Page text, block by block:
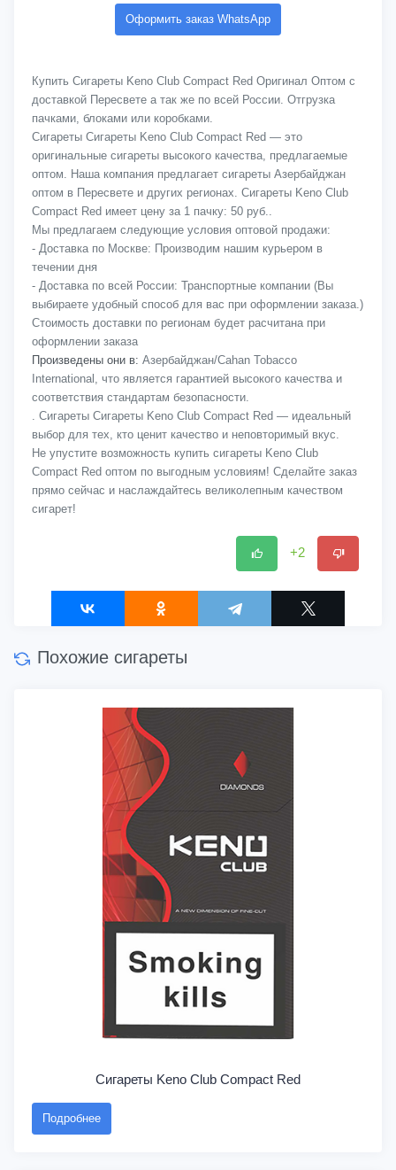
Оформить заказ WhatsApp
Купить Сигареты Keno Club Compact Red Оригинал Оптом с
доставкой Пересвете а так же по всей России. Отгрузка
пачками, блоками или коробками.
Сигареты Сигареты Keno Club Compact Red — это
оригинальные сигареты высокого качества, предлагаемые
оптом. Наша компания предлагает сигареты Азербайджан
оптом в Пересвете и других регионах. Сигареты Keno Club
Compact Red имеет цену за 1 пачку: 50 руб..
Мы предлагаем следующие условия оптовой продажи:
- Доставка по Москве: Производим нашим курьером в
течении дня
- Доставка по всей России: Транспортные компании (Вы
выбираете удобный способ для вас при оформлении заказа.)
Стоимость доставки по регионам будет расчитана при
оформлении заказа
Произведены они в: Азербайджан/Cahan Tobacco
International, что является гарантией высокого качества и
соответствия стандартам безопасности.
. Сигареты Сигареты Keno Club Compact Red — идеальный
выбор для тех, кто ценит качество и неповторимый вкус.
Не упустите возможность купить сигареты Keno Club
Compact Red оптом по выгодным условиям! Сделайте заказ
прямо сейчас и наслаждайтесь великолепным качеством
сигарет!
+2
Похожие сигареты
Сигареты Keno Club Compact Red
Подробнее